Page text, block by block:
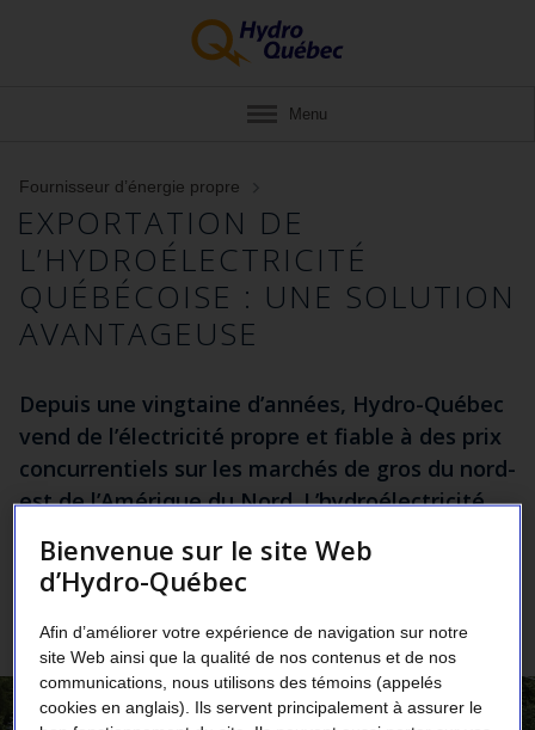
Menu
Fournisseur d’énergie propre
EXPORTATION DE
L’HYDROÉLECTRICITÉ
QUÉBÉCOISE : UNE SOLUTION
AVANTAGEUSE
Depuis une vingtaine d’années, Hydro-Québec
vend de l’électricité propre et fiable à des prix
concurrentiels sur les marchés de gros du nord-
est de l’Amérique du Nord. L’hydroélectricité
les marchés hors Québec, car elle leur permet
de réduire leurs émissions de GES tout en
profitant de prix très stables.
Bienvenue sur le site Web
d’Hydro-Québec
Afin d’améliorer votre expérience de navigation sur notre
site Web ainsi que la qualité de nos contenus et de nos
communications, nous utilisons des témoins (appelés
cookies en anglais). Ils servent principalement à assurer le